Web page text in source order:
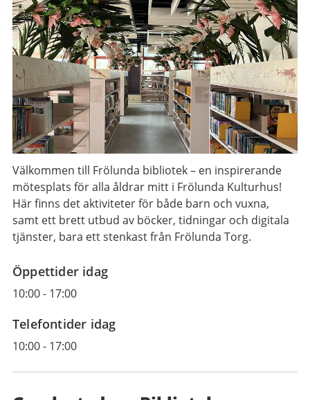
Välkommen till Frölunda bibliotek – en inspirerande
mötesplats för alla åldrar mitt i Frölunda Kulturhus!
Här finns det aktiviteter för både barn och vuxna,
samt ett brett utbud av böcker, tidningar och digitala
tjänster, bara ett stenkast från Frölunda Torg.
Öppettider idag
10:00- 17:00
Telefontider idag
10:00- 17:00